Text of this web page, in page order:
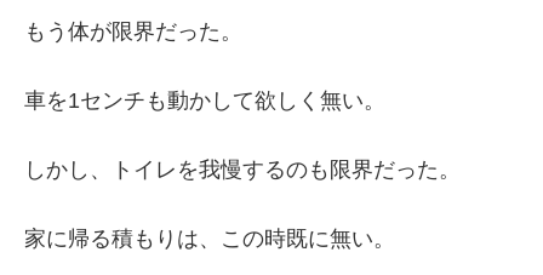
もう体が限界だった。
車を1センチも動かして欲しく無い。
しかし、トイレを我慢するのも限界だった。
家に帰る積もりは、この時既に無い。